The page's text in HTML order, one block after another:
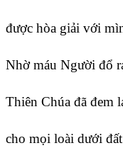
được hòa giải với
Nhờ máu Người đổ
Thiên Chúa đã đem
cho mọi loài dưới đất